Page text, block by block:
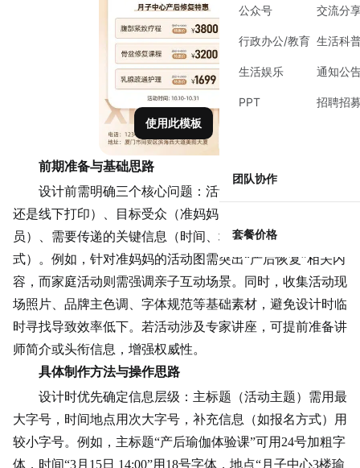
公众号
行政办公/教育
生活娱乐
PPT
交流分
生活科
通知公
招聘招
团队协作
套餐价格
使用此模板
前期准备与基础思路
设计前需明确三个核心问题：活动图的用途（线上传播
还是线下打印）、目标受众（准妈妈、新手父母还是家庭成
员）、需要传递的关键信息（时间、地点、主题、报名方
式）。例如，针对准妈妈的活动图需突出“产后恢复”相关内
容，而家庭活动则需强调亲子互动场景。同时，收集活动现
场照片、品牌主色调、字体规范等基础素材，避免设计时临
时寻找导致效率低下。若活动涉及专家讲座，可提前准备讲
师简介或头衔信息，增强权威性。
具体制作方法与操作思路
设计时优先确定信息层级：主标题（活动主题）需用最
大字号，时间地点用次大字号，补充信息（如报名方式）用
较小字号。例如，主标题“产后瑜伽体验课”可用24号加粗字
体，时间“3月 15日 14:00”用18号字体，地点“月子中心3楼瑜